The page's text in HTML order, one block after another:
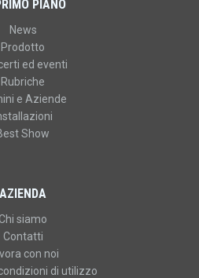
PIANO
News
Prodotto
ed eventi
Rubriche
e Aziende
Show
AZIENDA
siamo
Contatti
con noi
di utilizzo